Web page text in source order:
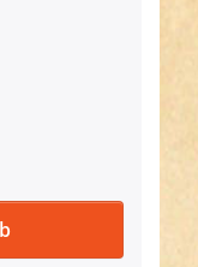
- 1 Stück zu 0,59